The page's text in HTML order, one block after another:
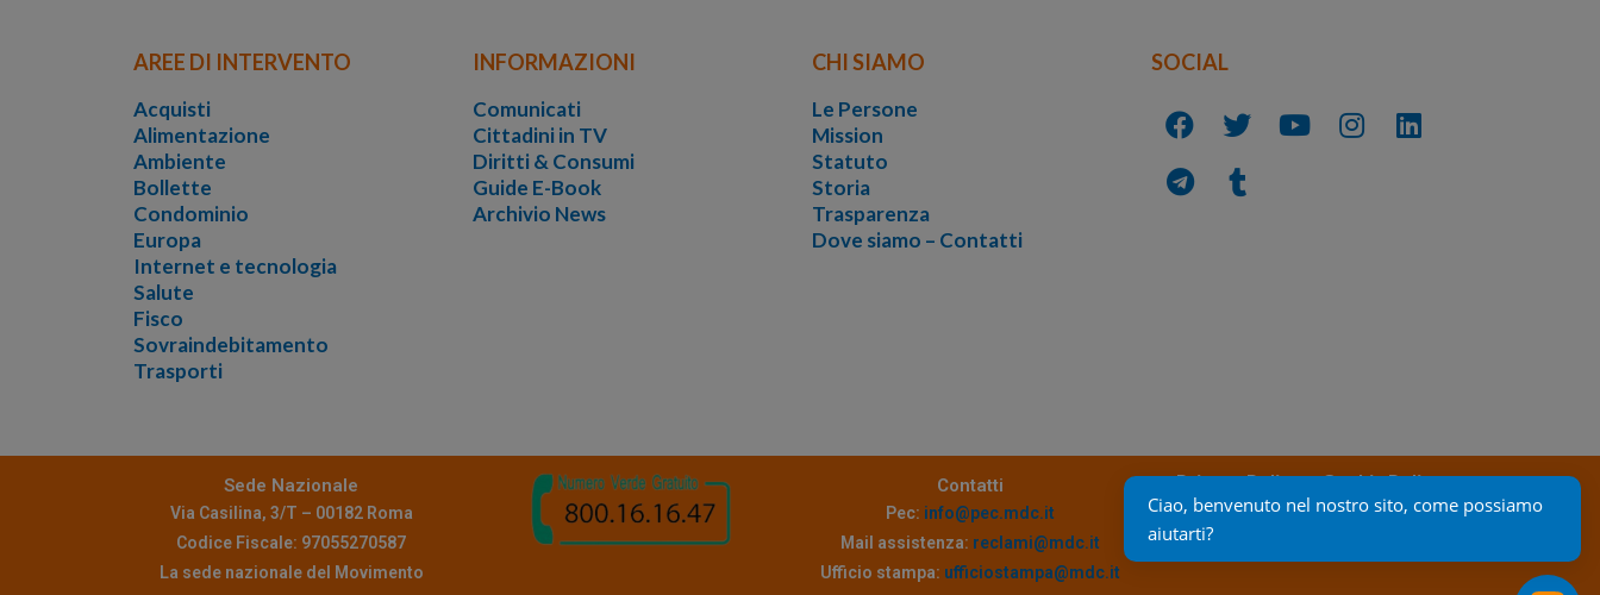
AREE DI INTERVENTO
Acquisti
Alimentazione
Ambiente
Bollette
Condominio
Europa
Internet e tecnologia
Salute
Fisco
Sovraindebitamento
Trasporti
INFORMAZIONI
Comunicati
Cittadini in TV
Diritti & Consumi
Guide E-Book
Archivio News
CHI SIAMO
Le Persone
Mission
Statuto
Storia
Trasparenza
Dove siamo – Contatti
SOCIAL
Sede Nazionale
Via Casilina, 3/T – 00182 Roma
Codice Fiscale: 97055270587
La sede nazionale del Movimento
Contatti
Pec: info@pec.mdc.it
Mail assistenza: reclami@mdc.it
Ufficio stampa: ufficiostampa@mdc.it
Privacy Policy Cookie Policy
Ciao, benvenuto nel nostro sito, come possiamo
aiutarti?